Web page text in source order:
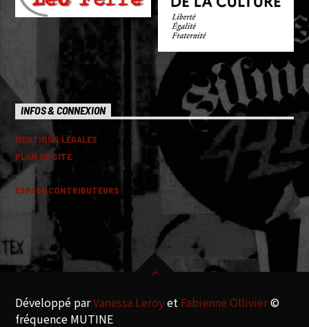
INFOS & CONNEXION
MENTIONS LEGALES
PLAN DU SITE
ESPACE CONTRIBUTEURS
Développé parVanessa Leroyet Fabienne Ollivier©
fréquence MUTINE